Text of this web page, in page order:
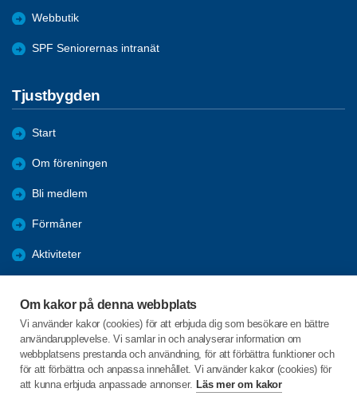
Om kakor på denna webbplats
Vi använder kakor (cookies) för att erbjuda dig som besökare en bättre
användarupplevelse. Vi samlar in och analyserar information om
webbplatsens prestanda och användning, för att förbättra funktioner och
för att förbättra och anpassa innehållet. Vi använder kakor (cookies) för
att kunna erbjuda anpassade annonser. Läs mer om kakor
Webbutik
SPF Seniorernas intranät
Tjustbygden
Start
Om föreningen
Bli medlem
Förmåner
Aktiviteter
Årsmöte 2024
C/o:Göran Svensson